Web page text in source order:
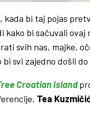
kada bi taj pojas
bi sačuvali
svih nas, majke,
svi zajedno došli do
Croatian Island
Tea